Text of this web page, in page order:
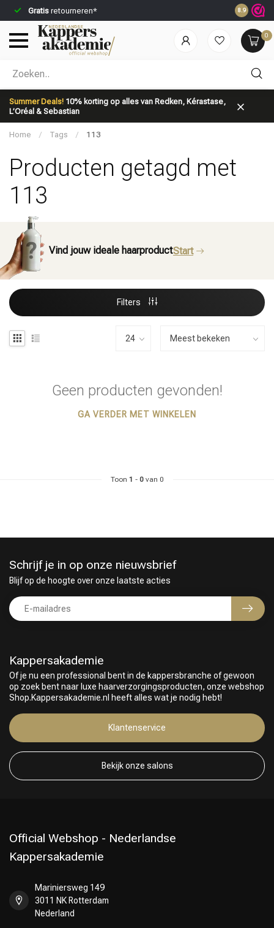
Gratis retourneren* Voor
8.9
0
Summer Deals! 10% korting op alles van Redken, Kérastase,
L’Oréal & Sebastian
Welke categorie ben jij naar op zoek?
Merken
Omvorming
Home / Tags / 113
Producten getagd met
113
Vind jouw ideale haarproductStart
Filters
Geen producten gevonden!
GA VERDER MET WINKELEN
Toon 1 - 0van 0
Kappersakademie
Of je nu een professional bent in de kappersbranche of gewoon
op zoek bent naar luxe haarverzorgingsproducten, onze webshop
Shop.Kappersakademie.nl heeft alles wat je nodig hebt!
Klantenservice
Bekijk onze salons
Schrijf je in op onze nieuwsbrief
Blijf op de hoogte over onze laatste acties
Official Webshop - Nederlandse
Kappersakademie
Mariniersweg 149
3011 NK Rotterdam
Nederland